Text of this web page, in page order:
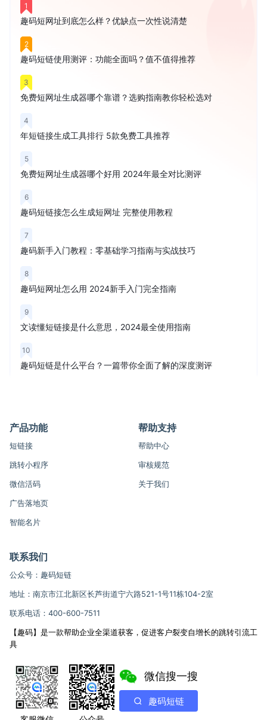
1
趣码短网址到底怎么样？优缺点一次性说清楚
2
趣码短链使用测评：功能全面吗？值不值得推荐
3
免费短网址生成器哪个靠谱？选购指南教你轻松选对
4
年短链接生成工具排行 5款免费工具推荐
5
免费短网址生成器哪个好用 2024年最全对比测评
6
趣码短链接怎么生成短网址 完整使用教程
7
趣码新手入门教程：零基础学习指南与实战技巧
8
趣码短网址怎么用 2024新手入门完全指南
9
文读懂短链接是什么意思，2024最全使用指南
10
趣码短链是什么平台？一篇带你全面了解的深度测评
产品功能
短链接
跳转小程序
微信活码
广告落地页
智能名片
帮助支持
帮助中心
审核规范
关于我们
联系我们
公众号：趣码短链
地址：南京市江北新区长芦街道宁六路521-1号11栋104-2室
联系电话：400-600-7511
【趣码】是一款帮助企业全渠道获客，促进客户裂变自增长的跳转引流工
具
微信搜一搜
趣码短链